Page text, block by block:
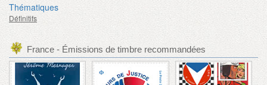
Thématiques
Définitifs
France - Émissions de timbre recommandées